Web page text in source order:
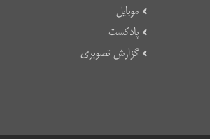
موبایل
پادکست
گزارش تصویری